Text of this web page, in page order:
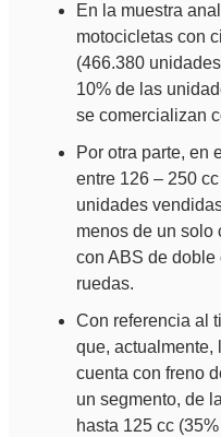
En la muestra
motocicletas con
(466.380
10% de las
se comercializan
Por otra parte, en
entre 126 – 250
unidades
menos de un solo
con ABS de doble
ruedas.
Con referencia al
que, actualmente,
cuenta con freno
un segmento, de
hasta 125 cc